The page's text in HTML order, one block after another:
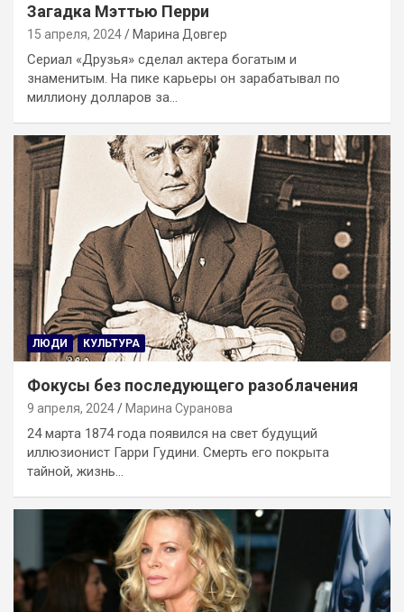
Загадка Мэттью Перри
15 апреля, 2024 Марина Довгер
Сериал «Друзья» сделал актера богатым и
знаменитым. На пике карьеры он зарабатывал по
миллиону долларов за…
ЛЮДИ КУЛЬТУРА
Фокусы без последующего разоблачения
9 апреля, 2024 Марина Суранова
24 марта 1874 года появился на свет будущий
иллюзионист Гарри Гудини. Смерть его покрыта
тайной, жизнь…